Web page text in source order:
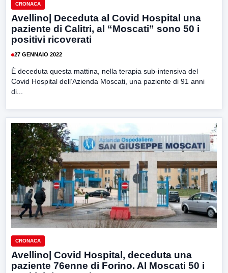
CRONACA
Avellino| Deceduta al Covid Hospital una
paziente di Calitri, al “Moscati” sono 50 i
positivi ricoverati
27 GENNAIO 2022
È deceduta questa mattina, nella terapia sub-intensiva del
Covid Hospital dell’Azienda Moscati, una paziente di 91 anni
di...
CRONACA
Avellino| Covid Hospital, deceduta una
paziente 76enne di Forino. Al Moscati 50 i